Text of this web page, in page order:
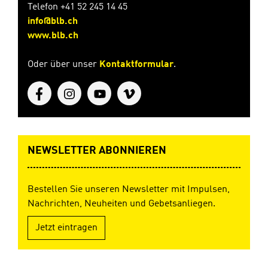
Telefon +41 52 245 14 45
info@blb.ch
www.blb.ch
Oder über unser Kontaktformular.
NEWSLETTER ABONNIEREN
Bestellen Sie unseren Newsletter mit Impulsen,
Nachrichten, Neuheiten und Gebetsanliegen.
Jetzt eintragen